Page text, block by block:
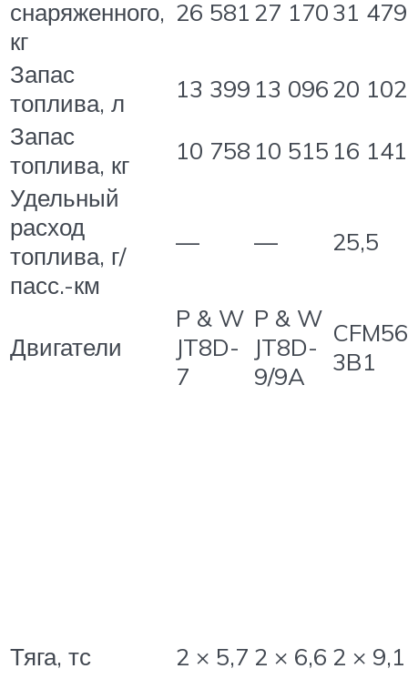
снаряженного,
кг
26 581 27 17031 479
Запас
топлива, л
13 399 13 09620 102
Запас
топлива, кг
10 758 10 515 16 141
Удельный
расход
топлива, г/
пасс.-км
— — 25,5
Двигатели
P & W
JT8D-
7
P & W
JT8D-
9/9A
3B1
Тяга, тс 2 × 5,7 2 × 6,6 2 × 9,1